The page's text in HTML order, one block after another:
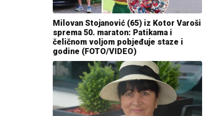
Milovan Stojanović (65) iz Kotor Varoši
sprema 50. maraton: Patikama i
čeličnom voljom pobjeđuje staze i
godine (FOTO/VIDEO)